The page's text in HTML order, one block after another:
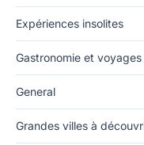
Expériences insolites
Gastronomie et voyages
General
Grandes villes à